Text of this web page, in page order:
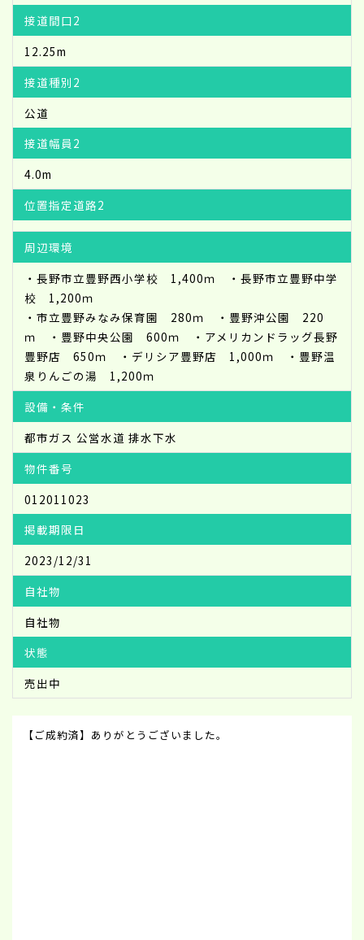
接道間口2
12.25m
接道種別2
公道
接道幅員2
4.0m
位置指定道路2
周辺環境
・長野市立豊野西小学校 1,400ｍ ・長野市立豊野中学
校 1,200ｍ
・市立豊野みなみ保育園 280ｍ ・豊野沖公園 220
ｍ ・豊野中央公園 600ｍ ・アメリカンドラッグ長野
豊野店 650ｍ ・デリシア豊野店 1,000ｍ ・豊野温
泉りんごの湯 1,200ｍ
設備・条件
都市ガス 公営水道 排水下水
物件番号
012011023
掲載期限日
2023/12/31
自社物
自社物
状態
売出中
【ご成約済】ありがとうございました。